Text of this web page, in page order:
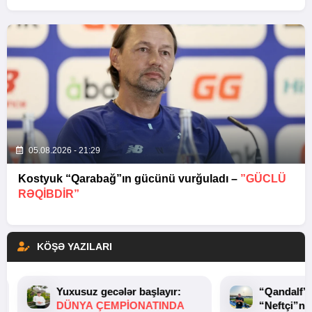
05.08.2026 - 21:29
Kostyuk “Qarabağ”ın gücünü vurğuladı – ”GÜCLÜ
RƏQİBDİR”
KÖŞƏ YAZILARI
Yuxusuz gecələr başlayır:
DÜNYA ÇEMPIONATINDA